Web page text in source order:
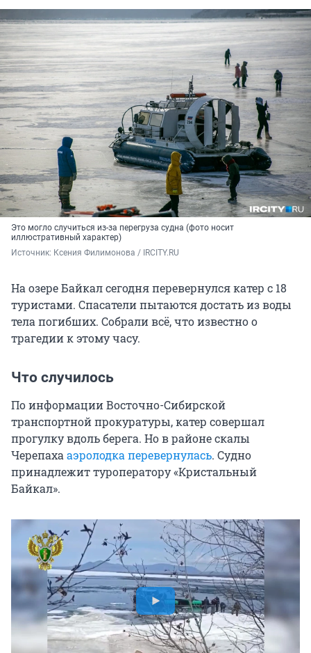
Это могло случиться из-за перегруза судна (фото носит
иллюстративный характер)
Источник: Ксения Филимонова / IRCITY.RU
На озере Байкал сегодня перевернулся катер с 18
туристами. Спасатели пытаются достать из воды
тела погибших. Собрали всё, что известно о
трагедии к этому часу.
Что случилось
По информации Восточно-Сибирской
транспортной прокуратуры, катер совершал
прогулку вдоль берега. Но в районе скалы
Черепахааэролодка перевернулась. Судно
принадлежит туроператору «Кристальный
Байкал».